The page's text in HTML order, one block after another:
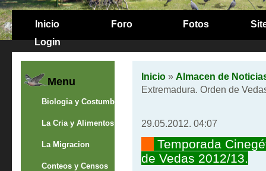
Inicio Foro Fotos
Login
Menu
Biologia y Costumbres
La Cria y Alimentos
La Migracion
Conteos y Censos
Inicio» Almacen de
Extremadura. Orden de
29.05.2012. 04:07
Temporada
de Vedas 2012/13.